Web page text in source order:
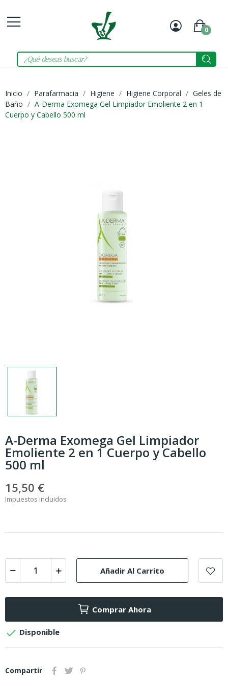
Mi
0
Inicio Parafarmacia Higiene Higiene Corporal
Geles de
Baño
A-Derma Exomega Gel Limpiador Emoliente 2 en 1
Cuerpo y Cabello 500 ml
A-Derma Exomega Gel Limpiador
Emoliente 2 en 1 Cuerpo y Cabello
500 ml
15,50 €
Impuestos incluidos
Añadir Al Carrito
Comprar Ahora
 Disponible
Compartir